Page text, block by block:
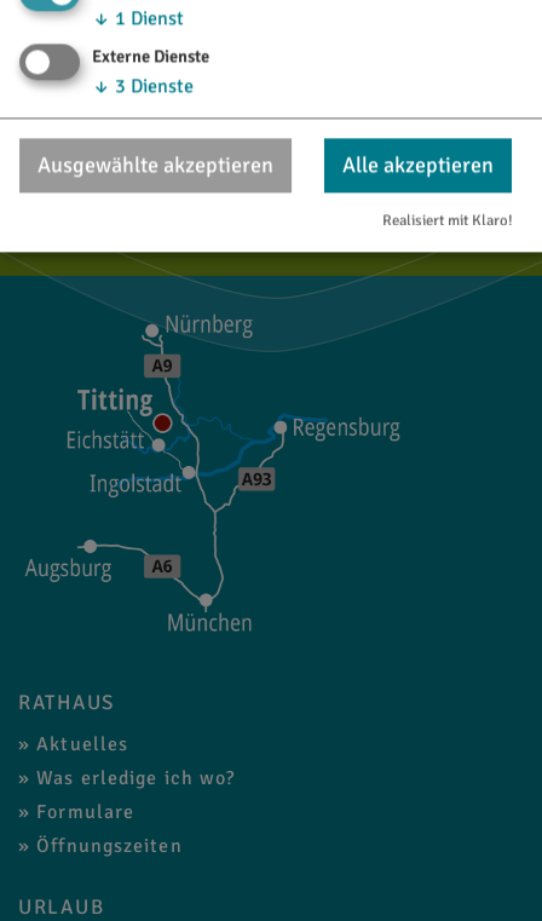
TOURISTINFO
Marktstraße 21
85135 Titting
08423/9921-28
RATHAUS
Aktuelles
Was erledige ich wo?
Formulare
Öffnungszeiten
URLAUB
↓ 1 Dienst
Externe Dienste
↓ 3 Dienste
Ausgewählte akzeptieren Alle akzeptieren
Realisiert mit Klaro!